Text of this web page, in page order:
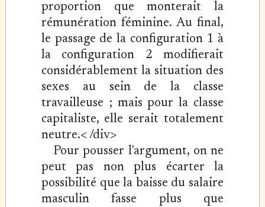
proportion que monterait la
rémunération féminine. Au final,
le passage de la configuration 1 à
la configuration 2 modifierait
considérablement la situation des
sexes au sein de la classe
travailleuse ; mais pour la classe
capitaliste, elle serait totalement
neutre.< /div>
Pour pousser l'argument, on ne
peut pas non plus écarter la
possibilité que la baisse du salaire
masculin fasse plus que